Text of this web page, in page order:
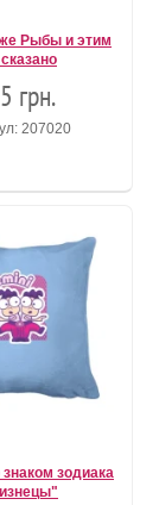
Рыбы и этим
грн.
207020
зодиака